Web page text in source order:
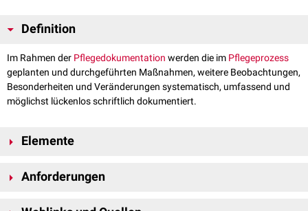
Definition
Im Rahmen der Pflegedokumentation werden die im Pflegeprozess
geplanten und durchgeführten Maßnahmen, weitere Beobachtungen,
Besonderheiten und Veränderungen systematisch, umfassend und
möglichst lückenlos schriftlich dokumentiert.
Elemente
bestehen:
Anforderungen